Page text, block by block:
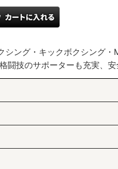
ング・キックボクシング
闘技のサポーターも充実、